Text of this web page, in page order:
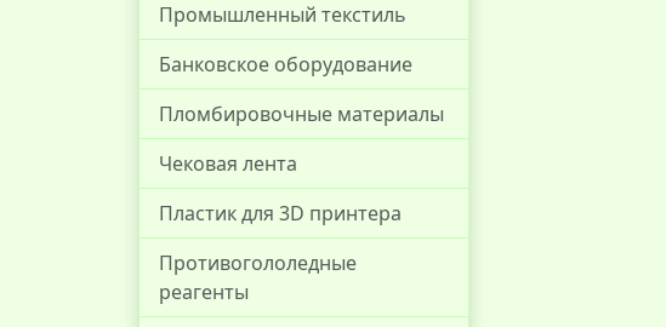
Промышленный текстиль
Банковское оборудование
Пломбировочные материалы
Чековая лента
Пластик для 3D принтера
Противогололедные
реагенты